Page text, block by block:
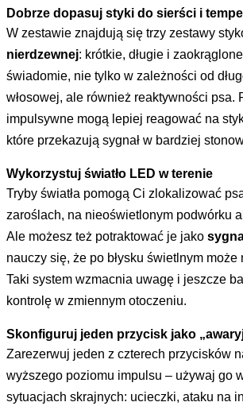
Dobrze dopasuj styki do sierści i
W zestawie znajdują się trzy zestawy
nierdzewnej: krótkie, długie i
świadomie, nie tylko w zależności od
włosowej, ale również reaktywności psa.
impulsywne mogą lepiej reagować na
które przekazują sygnał w bardziej
Wykorzystuj światło LED w terenie
Tryby światła pomogą Ci zlokalizować
zaroślach, na nieoświetlonym podwórku
Ale możesz też potraktować je jako
nauczy się, że po błysku świetlnym może
Taki system wzmacnia uwagę i jeszcze
kontrolę w zmiennym otoczeniu.
Skonfiguruj jeden przycisk jako
Zarezerwuj jeden z czterech przycisków
wyższego poziomu impulsu – używaj go
sytuacjach skrajnych: ucieczki, ataku na